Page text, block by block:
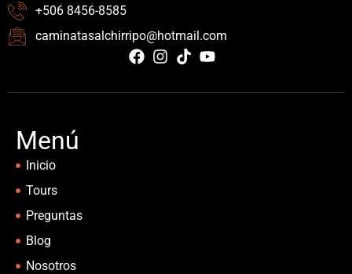
+506 8456-8585
caminatasalchirripo@hotmail.com
Menú
Inicio
Tours
Preguntas
Blog
Nosotros